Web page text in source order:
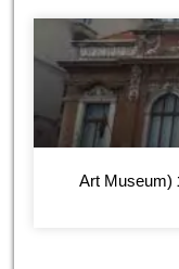
מוזיאון העיצוב והאומנות של בראשוב (Art Museum